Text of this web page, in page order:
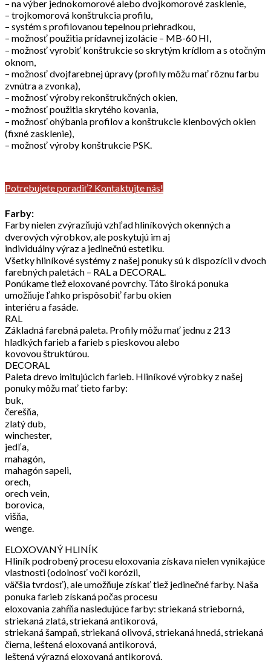
– na výber jednokomorové alebo dvojkomorové zasklenie,
– trojkomorová konštrukcia profilu,
– systém s profilovanou tepelnou priehradkou,
– možnosť použitia prídavnej izolácie – MB-60 HI,
– možnosť vyrobiť konštrukcie so skrytým krídlom a s otočným
oknom,
– možnosť dvojfarebnej úpravy (profily môžu mať rôznu farbu
zvnútra a zvonka),
– možnosť výroby rekonštrukčných okien,
– možnosť použitia skrytého kovania,
– možnosť ohýbania profilov a konštrukcie klenbových okien
(fixné zasklenie),
– možnosť výroby konštrukcie PSK.
Potrebujete poradiť? Kontaktujte nás!
Farby:
Farby nielen zvýrazňujú vzhľad hliníkových okenných a
dverových výrobkov, ale poskytujú im aj
individuálny výraz a jedinečnú estetiku.
Všetky hliníkové systémy z našej ponuky sú k dispozícii v dvoch
farebných paletách – RAL a DECORAL.
Ponúkame tiež eloxované povrchy. Táto široká ponuka
umožňuje ľahko prispôsobiť farbu okien
interiéru a fasáde.
RAL
Základná farebná paleta. Profily môžu mať jednu z 213
hladkých farieb a farieb s pieskovou alebo
kovovou štruktúrou.
DECORAL
Paleta drevo imitujúcich farieb. Hliníkové výrobky z našej
ponuky môžu mať tieto farby:
buk,
čerešňa,
zlatý dub,
winchester,
jedľa,
mahagón,
mahagón sapeli,
orech,
orech vein,
borovica,
višňa,
wenge.
ELOXOVANÝ HLINÍK
Hliník podrobený procesu eloxovania získava nielen vynikajúce
vlastnosti (odolnosť voči korózii,
väčšia tvrdosť), ale umožňuje získať tiež jedinečné farby. Naša
ponuka farieb získaná počas procesu
eloxovania zahŕňa nasledujúce farby: striekaná strieborná,
striekaná zlatá, striekaná antikorová,
striekaná šampaň, striekaná olivová, striekaná hnedá, striekaná
čierna, leštená eloxovaná antikorová,
leštená výrazná eloxovaná antikorová.